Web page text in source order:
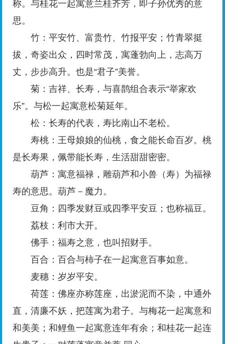
称。与桂花一起寓意兰桂齐芳，即子孙优秀的意
思。
竹：平安竹、富贵竹、竹报平安；竹青翠挺
拔，奇姿出众，四时常茂，寓蓬勃向上，志高万
丈，步步高升。也是“君子”美誉。
菊：吉祥、长寿，与喜鹊组合表示“举家欢
乐”。与松一起寓意松菊延年。
松：长寿的代表，寿比南山不老松。
寿桃：王母娘娘的仙桃，食之能长命百岁。桃
是长寿果，佩带能长寿，生活甜甜密密。
葫芦：寓意福禄，雕葫芦和小兽（寿）为福禄
寿的意思。葫芦－魔力。
豆角：四季发财豆或四季平安豆；也称福豆。
荔枝：利市大开。
佛手：福寿之意，也叫招财手。
百合：百合与柿子在一起寓意百事如意。
麦穗：岁岁平安。
荷莲：佛座亦称莲座，出淤泥而不染，中通外
直，清廉不妖，把莲寓为君子。与梅花一起寓意和
和美美；和鲤鱼一起寓意连年有余；和桂花一起连